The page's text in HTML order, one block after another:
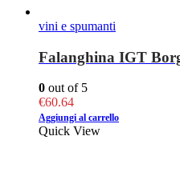
vini e spumanti
Falanghina IGT
0 out of 5
€60.64
Aggiungi al carrello
Quick View